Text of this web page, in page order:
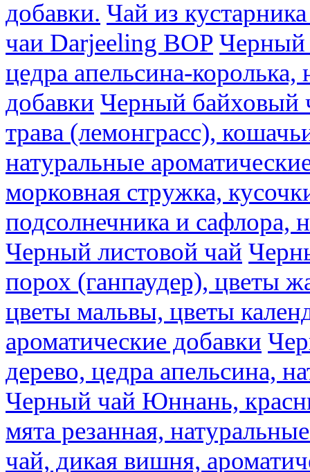
добавки. Чай из
чаи Darjeeling BOP Черный
цедра апельсина-
добавки Черный байховый
трава (лемонграсс),
натуральные
морковная стружка,
подсолнечника и сафлора,
Черный листовой чай
порох (ганпаудер), цветы
цветы мальвы, цветы
ароматические добавки
дерево, цедра апельсина,
Черный чай Юннань,
мята резанная,
чай, дикая вишня,